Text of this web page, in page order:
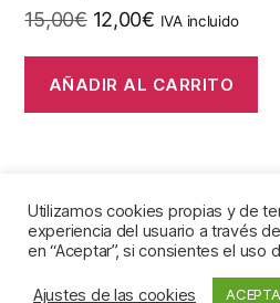
15,00€ El
original
era:
12,00€El
actual
es:
IVA incluido
AÑADIR AL CARRITO
© 2026pirripipiu
Utilizamos cookies propias y de
experiencia del usuario a través
en “Aceptar”, si consientes el uso
Ajustes de las cookies